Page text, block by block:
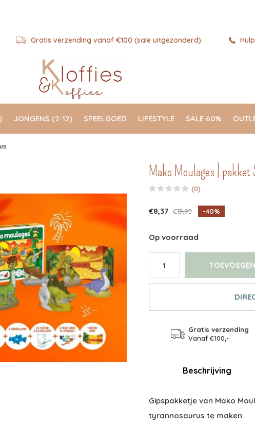
JONGENS (2-12) SPEELGOED LIFESTYLE SALE 60%
Gratis verzending vanaf €100 (sale uitgezonderd)
Mako Moulages |
(0)
€8,37 €13,95 -40%
Op voorraad
Gratis verzending
Vanaf €100,-
Beschrijving
Gipspakketje van Mako
tyrannosaurus te maken.